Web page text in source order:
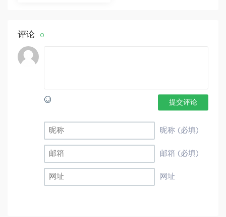
评论 0
提交评论
昵称 (必填)
邮箱 (必填)
网址